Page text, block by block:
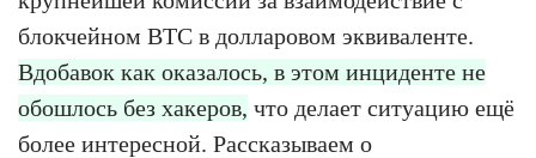
блокчейном BTC в долларовом эквиваленте.
Вдобавок как оказалось, в этом инциденте не
обошлось без хакеров, что делает ситуацию ещё
более интересной. Рассказываем о